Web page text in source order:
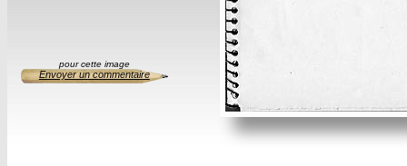
pour cette image
Envoyer un commentaire